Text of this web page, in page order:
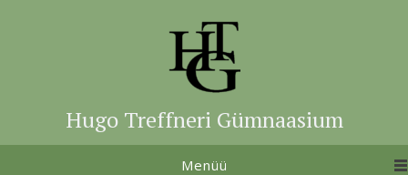
Hugo Treffneri Gümnaasium
Menüü